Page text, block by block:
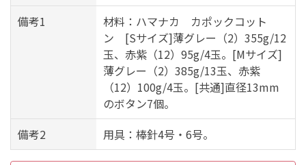
備考1
材料：ハマナカ カポックコット
ン [Sサイズ]薄グレー（2）355g/12
玉、赤紫（12）95g/4玉。[Mサイズ]
薄グレー（2）385g/13玉、赤紫
（12）100g/4玉。[共通]直径13mm
のボタン7個。
備考2
用具：棒針4号・6号。